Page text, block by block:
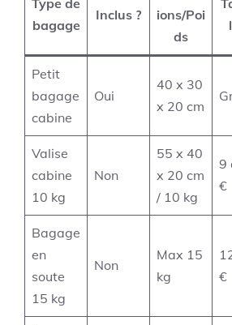
Type de
bagage
Inclus ?
ions/Poi
ds
Petit
bagage
cabine
Oui
40 x 30
x 20 cm
Valise
cabine
10 kg
Non
55 x 40
x 20 cm
/ 10 kg
9
€
Bagage
en
soute
15 kg
Non
Max 15
kg
€